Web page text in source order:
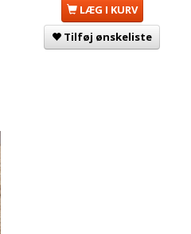
LÆG I KURV
Tilføj ønskeliste